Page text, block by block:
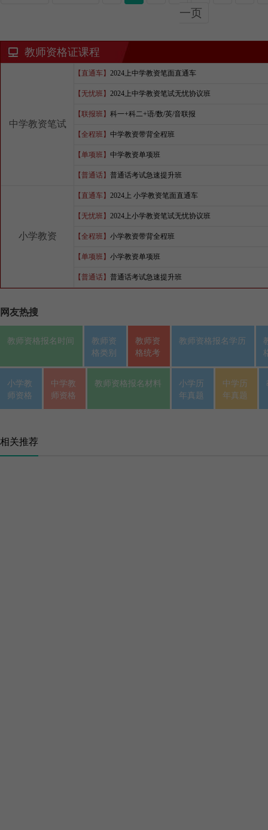
一页
教师资格证课程
中学教资笔试
【直通车】 2024上中学教资笔面直通车
【无忧班】 2024上中学教资笔试无忧协议班
【联报班】 科一+科二+语/数/英/音联报
【全程班】 中学教资带背全程班
【单项班】 中学教资单项班
【普通话】 普通话考试急速提升班
小学教资
【直通车】 2024上 小学教资笔面直通车
【无忧班】 2024上小学教资笔试无忧协议班
【全程班】 小学教资带背全程班
【单项班】 小学教资单项班
【普通话】 普通话考试急速提升班
网友热搜
教师资格报名时间
教师资
格类别
教师资
格统考
教师资格报名学历
小学教
师资格
中学教
师资格
教师资格报名材料
小学历
年真题
中学历
年真题
相关推荐